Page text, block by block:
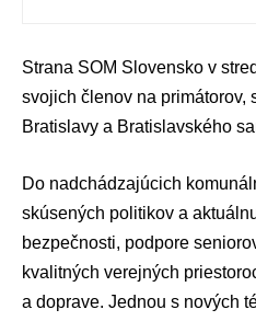
Strana SOM Slovensko v
svojich členov na primátorov,
Bratislavy a Bratislavského
Do nadchádzajúcich
skúsených politikov a
bezpečnosti, podpore
kvalitných verejných
a doprave. Jednou s nových